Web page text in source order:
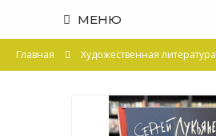
МЕНЮ
Главная Художественная литература